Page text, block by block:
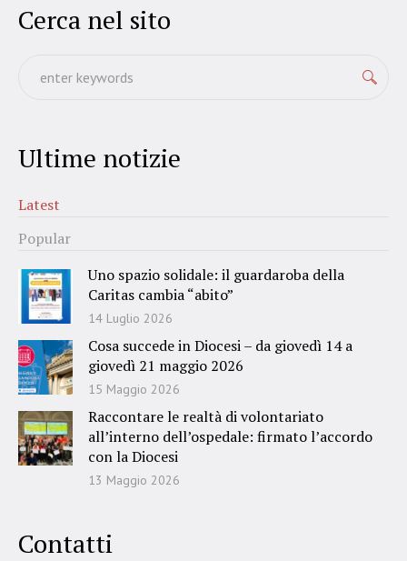
Cerca nel sito
Ultime notizie
Latest
Popular
Uno spazio solidale: il guardaroba della
Caritas cambia “abito”
14 Luglio 2026
Cosa succede in Diocesi – da giovedì 14 a
giovedì 21 maggio 2026
15 Maggio 2026
Raccontare le realtà di volontariato
all’interno dell’ospedale: firmato l’accordo
con la Diocesi
13 Maggio 2026
Contatti